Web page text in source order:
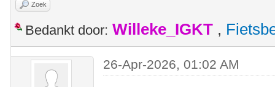
Zoek
Bedankt door: Willeke_IGKT ,
26-Apr-2026, 01:02 AM